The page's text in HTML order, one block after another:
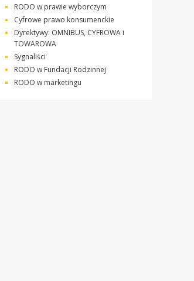
RODO w prawie wyborczym
Cyfrowe prawo konsumenckie
Dyrektywy: OMNIBUS, CYFROWA i
TOWAROWA
Sygnaliści
RODO w Fundacji Rodzinnej
RODO w marketingu